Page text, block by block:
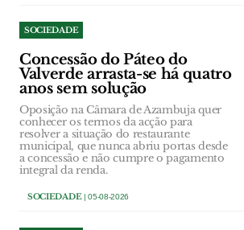
SOCIEDADE
Concessão do Páteo do
Valverde arrasta-se há quatro
anos sem solução
Oposição na Câmara de Azambuja quer
conhecer os termos da acção para
resolver a situação do restaurante
municipal, que nunca abriu portas desde
a concessão e não cumpre o pagamento
integral da renda.
SOCIEDADE| 05-08-2026